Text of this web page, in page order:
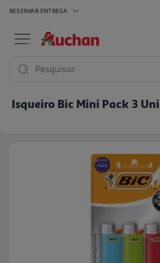
RESERVAR ENTREGA
Pesquisar
Isqueiro Bic Mini Pack 3